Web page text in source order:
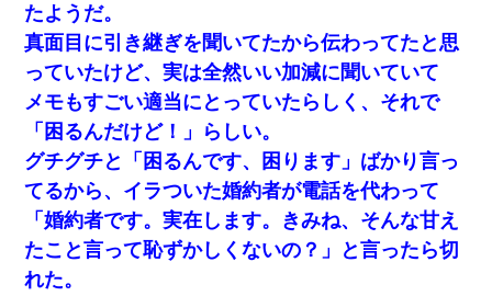
たようだ。
真面目に引き継ぎを聞いてたから伝わってたと思
っていたけど、実は全然いい加減に聞いていて
メモもすごい適当にとっていたらしく、それで
「困るんだけど！」らしい。
グチグチと「困るんです、困ります」ばかり言っ
てるから、イラついた婚約者が電話を代わって
「婚約者です。実在します。きみね、そんな甘え
たこと言って恥ずかしくないの？」と言ったら切
れた。